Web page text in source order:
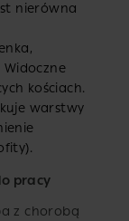
nierówna
kościach.
warstwy
pracy
z chorobą